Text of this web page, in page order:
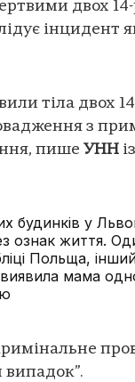
двох
інцидент
тіла двох
з
пише УНН
будинків у
ознак життя.
Польща,
мама
випадок”.